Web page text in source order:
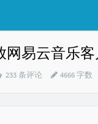
网易云音乐
233 条评论 4666 字数